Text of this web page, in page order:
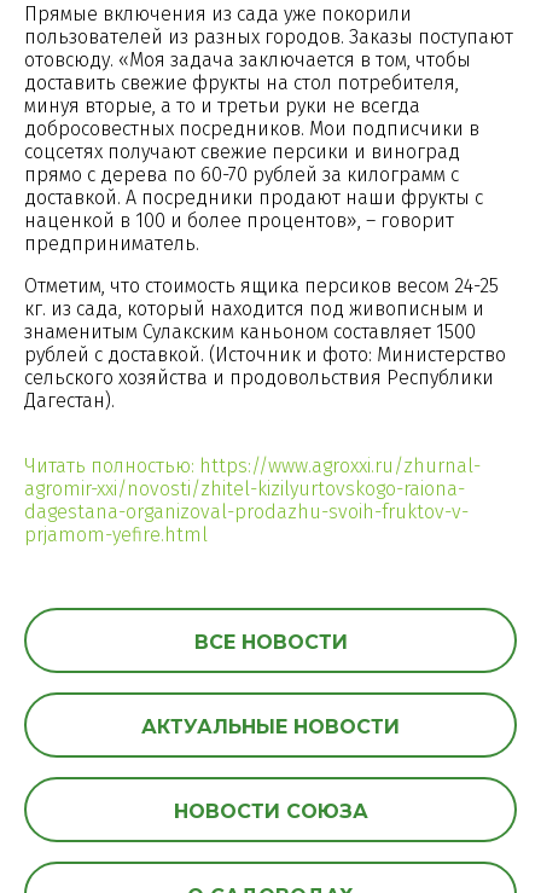
Прямые включения из сада уже покорили
пользователей из разных городов. Заказы поступают
отовсюду. «Моя задача заключается в том, чтобы
доставить свежие фрукты на стол потребителя,
минуя вторые, а то и третьи руки не всегда
добросовестных посредников. Мои подписчики в
соцсетях получают свежие персики и виноград
прямо с дерева по 60-70 рублей за килограмм с
доставкой. А посредники продают наши фрукты с
наценкой в 100 и более процентов», – говорит
предприниматель.
Отметим, что стоимость ящика персиков весом 24-25
кг. из сада, который находится под живописным и
знаменитым Сулакским каньоном составляет 1500
рублей с доставкой. (Источник и фото: Министерство
сельского хозяйства и продовольствия Республики
Дагестан).
Читать полностью: https://www.agroxxi.ru/zhurnal-
agromir-xxi/novosti/zhitel-kizilyurtovskogo-raiona-
dagestana-organizoval-prodazhu-svoih-fruktov-v-
prjamom-yefire.html
ВСЕ НОВОСТИ
АКТУАЛЬНЫЕ НОВОСТИ
НОВОСТИ СОЮЗА